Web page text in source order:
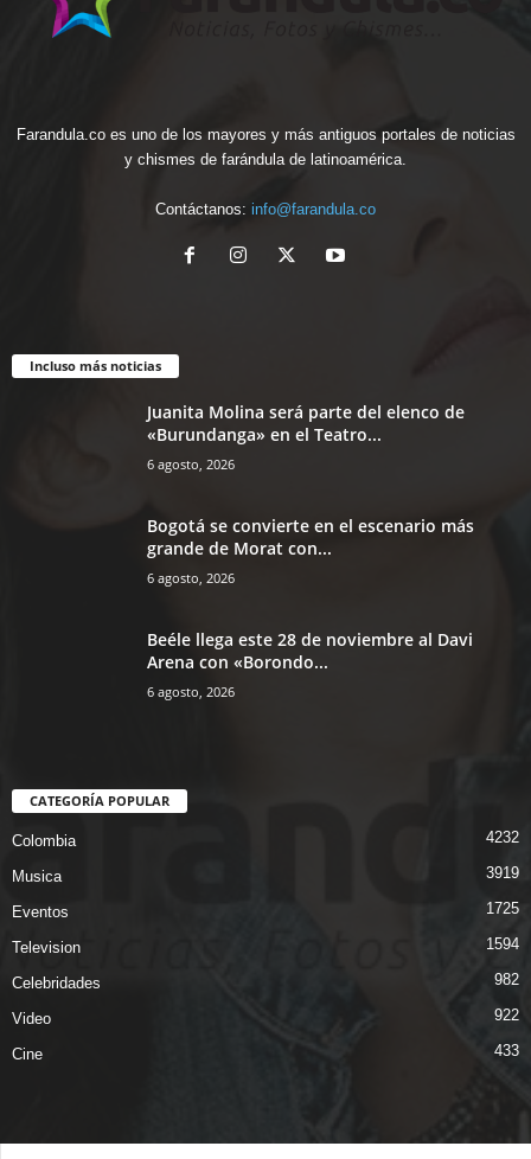
Farandula.co es uno de los mayores y más antiguos portales de noticias
y chismes de farándula de latinoamérica.
Contáctanos: info@farandula.co
Incluso más noticias
Juanita Molina será parte del elenco de
«Burundanga» en el Teatro...
6 agosto, 2026
Bogotá se convierte en el escenario más
grande de Morat con...
6 agosto, 2026
Beéle llega este 28 de noviembre al Davi
Arena con «Borondo...
6 agosto, 2026
CATEGORÍA POPULAR
Colombia 4232
Musica 3919
Eventos 1725
Television 1594
Celebridades 982
Video 922
Cine 433